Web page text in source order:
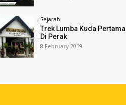
Sejarah
Trek Lumba Kuda Pertama
Di Perak
8 February 2019